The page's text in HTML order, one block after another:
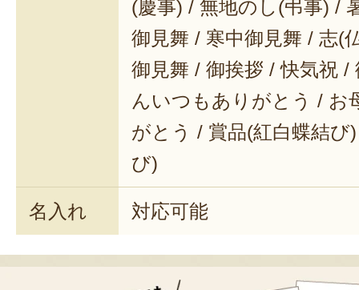
(慶事) / 無地のし(弔事) /
御見舞 / 寒中御見舞 / 志(
御見舞 / 御挨拶 / 快気祝 /
んいつもありがとう / お
がとう / 賞品(紅白蝶結び
び)
名入れ 対応可能